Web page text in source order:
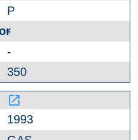
P
-
-
350
launch
1993